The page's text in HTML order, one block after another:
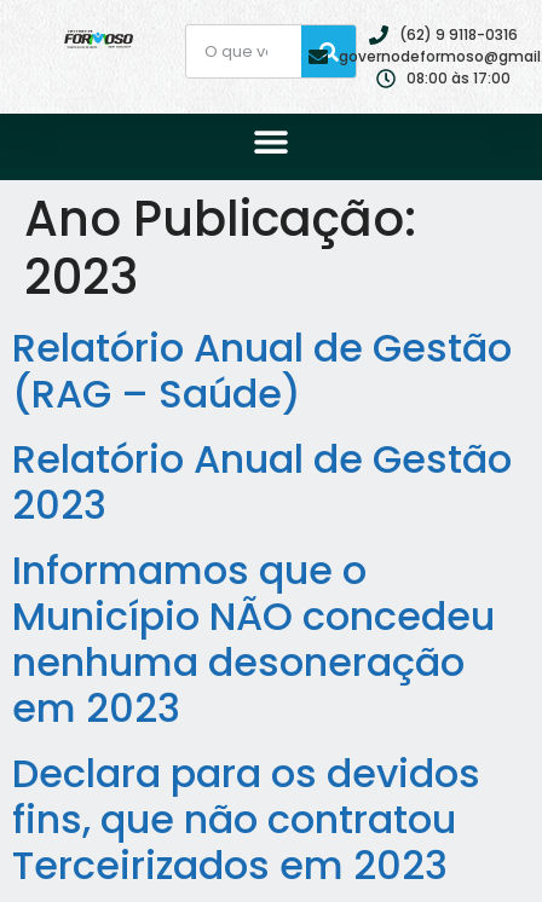
(62) 9 9118-0316
08:00 às 17:00
Ano Publicação:
2023
Relatório Anual de Gestão
(RAG – Saúde)
Relatório Anual de Gestão
2023
Informamos que o
Município NÃO concedeu
nenhuma desoneração
em 2023
Declara para os devidos
fins, que não contratou
Terceirizados em 2023